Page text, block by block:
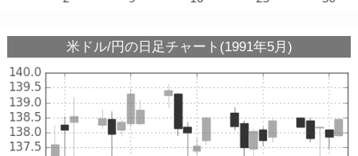
米ドル/円の日足チャート(1991年5月)